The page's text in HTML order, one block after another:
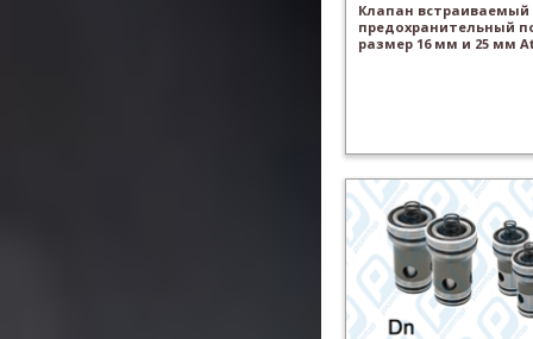
Клапан встраиваемый
предохранительный
размер 16 мм и 25 мм